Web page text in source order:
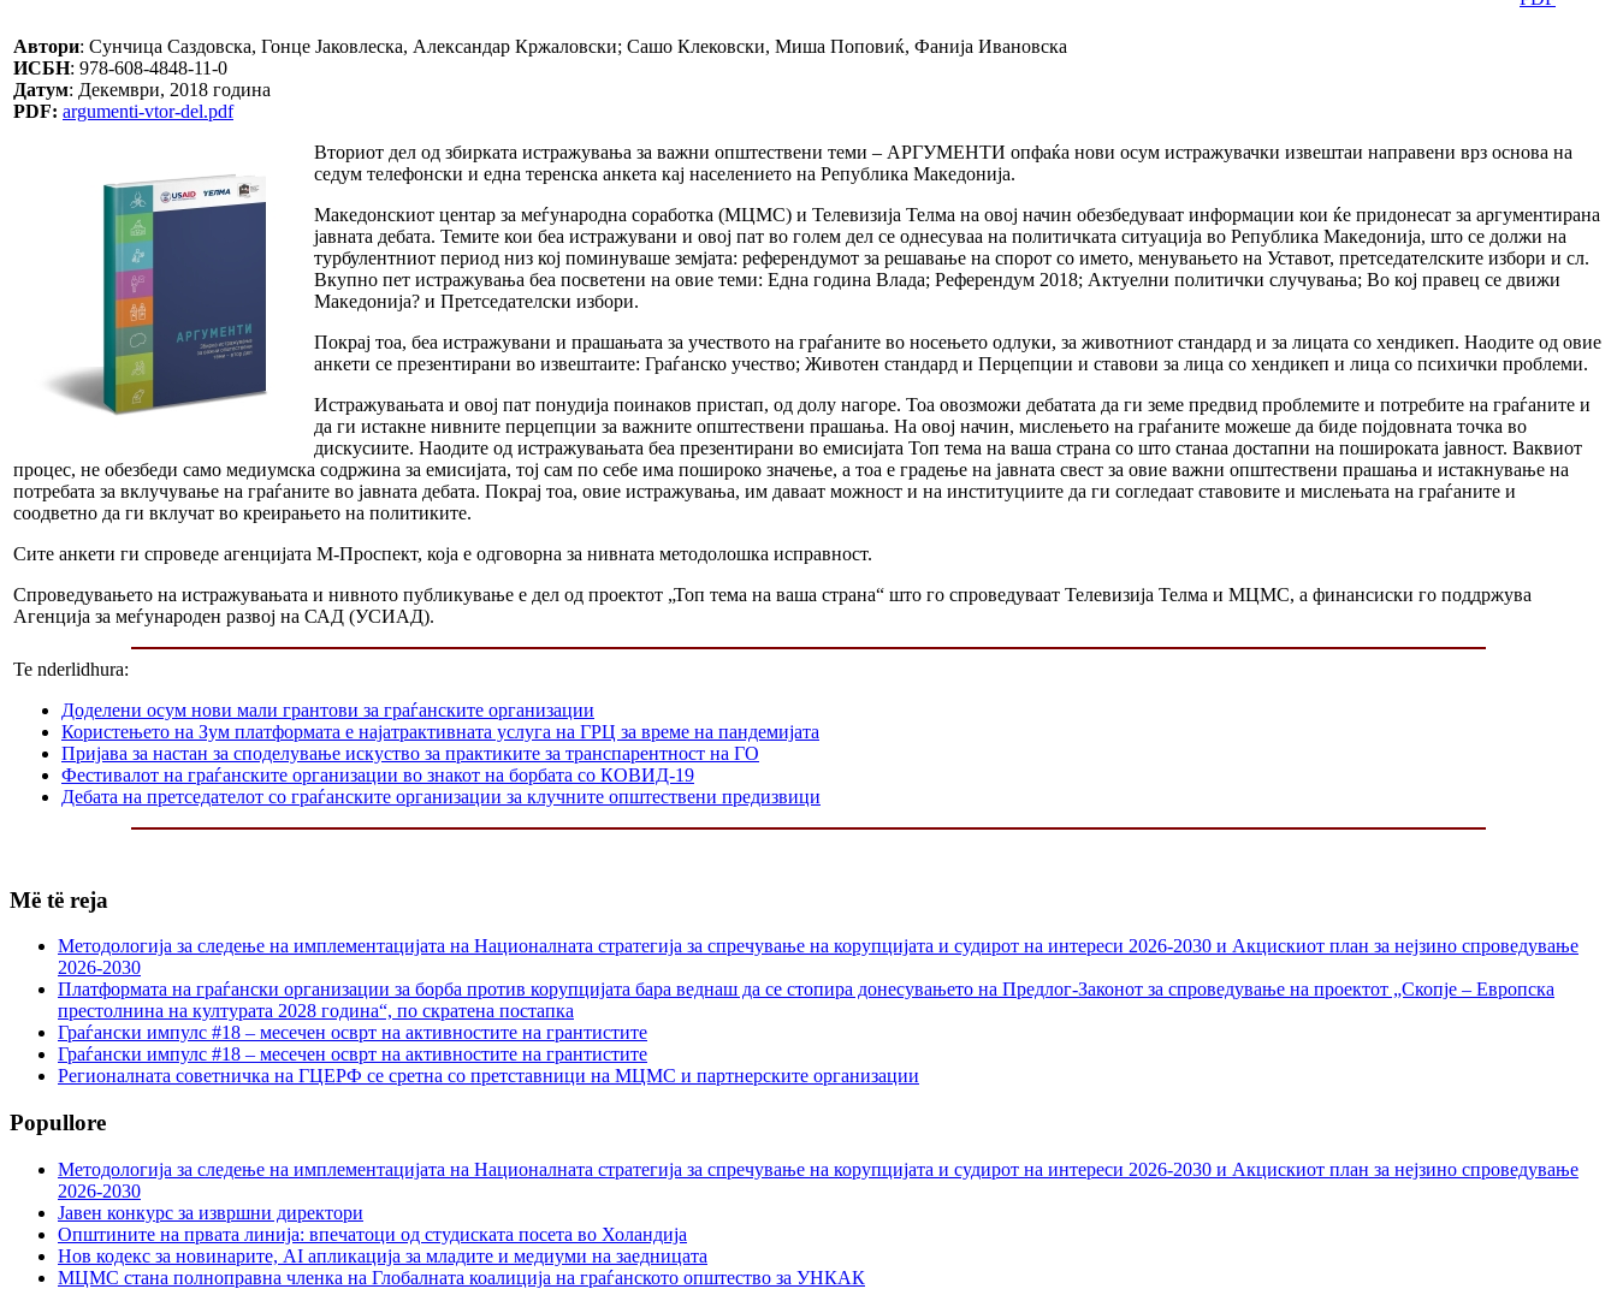
Aвтори: Сунчица Саздовска, Гонце Јаковлеска, Александар Кржаловски; Сашо Клековски, Миша Поповиќ, Фанија Ивановска
ИСБН: 978-608-4848-11-0
Датум: Декември, 2018 година
PDF: argumenti-vtor-del.pdf
Вториот дел од збирката истражувања за важни општествени теми – АРГУМЕНТИ опфаќа нови осум истражувачки извештаи направени врз основа на
седум телефонски и една теренска анкета кај населението на Република Македонија.
Македонскиот центар за меѓународна соработка (МЦМС) и Телевизија Телма на овој начин обезбедуваат информации кои ќе придонесат за аргументирана
јавната дебата. Темите кои беа истражувани и овој пат во голем дел се однесуваа на политичката ситуација во Република Македонија, што се должи на
турбулентниот период низ кој поминуваше земјата: референдумот за решавање на спорот со името, менувањето на Уставот, претседателските избори и сл.
Вкупно пет истражувања беа посветени на овие теми: Една година Влада; Референдум 2018; Актуелни политички случувања; Во кој правец се движи
Македонија? и Претседателски избори.
Покрај тоа, беа истражувани и прашањата за учеството на граѓаните во носењето одлуки, за животниот стандард и за лицата со хендикеп. Наодите од овие
анкети се презентирани во извештаите: Граѓанско учество; Животен стандард и Перцепции и ставови за лица со хендикеп и лица со психички проблеми.
Истражувањата и овој пат понудија поинаков пристап, од долу нагоре. Тоа овозможи дебатата да ги земе предвид проблемите и потребите на граѓаните и
да ги истакне нивните перцепции за важните општествени прашања. На овој начин, мислењето на граѓаните можеше да биде појдовната точка во
дискусиите. Наодите од истражувањата беа презентирани во емисијата Топ тема на ваша страна со што станаа достапни на пошироката јавност. Ваквиот
процес, не обезбеди само медиумска содржина за емисијата, тој сам по себе има пошироко значење, а тоа е градење на јавната свест за овие важни општествени прашања и истакнување на
потребата за вклучување на граѓаните во јавната дебата. Покрај тоа, овие истражувања, им даваат можност и на институциите да ги согледаат ставовите и мислењата на граѓаните и
соодветно да ги вклучат во креирањето на политиките.
Сите анкети ги спроведе агенцијата М-Проспект, која е одговорна за нивната методолошка исправност.
Спроведувањето на истражувањата и нивното публикување е дел од проектот „Топ тема на ваша страна“ што го спроведуваат Телевизија Телма и МЦМС, а финансиски го поддржува
Агенција за меѓународен развој на САД (УСИАД).
Te nderlidhura:
Доделени осум нови мали грантови за граѓанските организации
Користењето на Зум платформата е најатрактивната услуга на ГРЦ за време на пандемијата
Пријава за настан за споделување искуство за практиките за транспарентност на ГО
Фестивалот на граѓанските организации во знакот на борбата со КОВИД-19
Дебата на претседателот со граѓанските организации за клучните општествени предизвици
Më të reja
Методологија за следење на имплементацијата на Националната стратегија за спречување на корупцијата и судирот на интереси 2026-2030 и Акцискиот план за нејзино спроведување
2026-2030
Платформата на граѓански организации за борба против корупцијата бара веднаш да се стопира донесувањето на Предлог-Законот за спроведување на проектот „Скопје – Европска
престолнина на културата 2028 година“, по скратена постапка
Граѓански импулс #18 – месечен осврт на активностите на грантистите
Граѓански импулс #18 – месечен осврт на активностите на грантистите
Регионалната советничка на ГЦЕРФ се сретна со претставници на МЦМС и партнерските организации
Popullore
Методологија за следење на имплементацијата на Националната стратегија за спречување на корупцијата и судирот на интереси 2026-2030 и Акцискиот план за нејзино спроведување
2026-2030
Јавен конкурс за извршни директори
Општините на првата линија: впечатоци од студиската посета во Холандија
Нов кодекс за новинарите, AI апликација за младите и медиуми на заедницата
МЦМС стана полноправна членка на Глобалната коалиција на граѓанското општество за УНКАК